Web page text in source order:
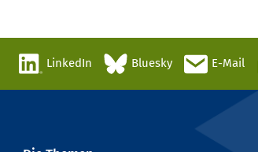
LinkedIn Bluesky E-Mail